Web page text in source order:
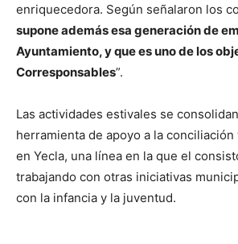
enriquecedora. Según señalaron los
supone además esa generación de
Ayuntamiento, y que es uno de los
Corresponsables”.
Las actividades estivales se
herramienta de apoyo a la
en Yecla, una línea en la que el
trabajando con otras iniciativas
con la infancia y la juventud.